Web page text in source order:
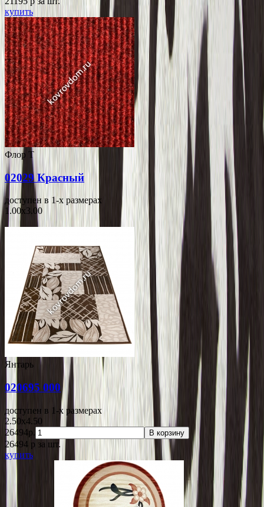
купить
Флор Т
02029 Красный
доступен в 1-x размерах
1.00x3.00
Янтарь
020695 000
доступен в 1-x размерах
2.50x4.50
26494р.
В корзину
26494 p за шт.
купить